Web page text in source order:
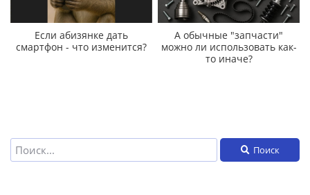
Если абизянке дать
смартфон - что изменится?
А обычные "запчасти"
можно ли использовать как-
то иначе?
Поиск